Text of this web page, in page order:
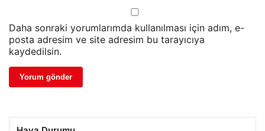
Daha sonraki yorumlarımda kullanılması için adım, e-
posta adresim ve site adresim bu tarayıcıya
kaydedilsin.